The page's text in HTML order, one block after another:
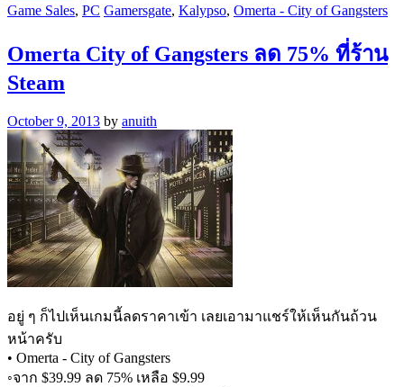
Game Sales, PC Gamersgate, Kalypso, Omerta - City of Gangsters
Omerta City of Gangsters ลด 75% ที่ร้าน
Steam
October 9, 2013 by anuith
อยู่ ๆ ก็ไปเห็นเกมนี้ลดราคาเข้า เลยเอามาแชร์ให้เห็นกันถ้วน
หน้าครับ
• Omerta - City of Gangsters
◦จาก $39.99 ลด 75% เหลือ $9.99